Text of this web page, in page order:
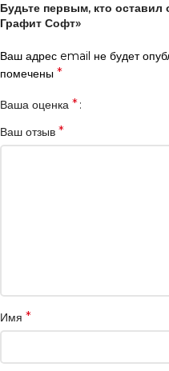
Будьте первым, кто оставил
Графит Софт»
Ваш адрес email не будет
помечены *
Ваша оценка *
Ваш отзыв *
Имя *